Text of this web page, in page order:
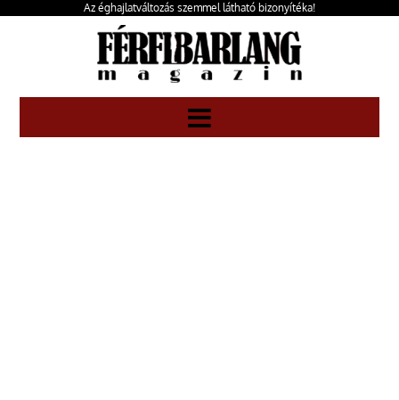
Az éghajlatváltozás szemmel látható bizonyítéka!